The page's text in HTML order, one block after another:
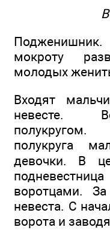
мокроту
молодых
Входят
невесте.
полукруга
девочки. В
воротцами.
невеста. С
ворота и